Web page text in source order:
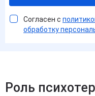
Согласен с
обработку
Роль